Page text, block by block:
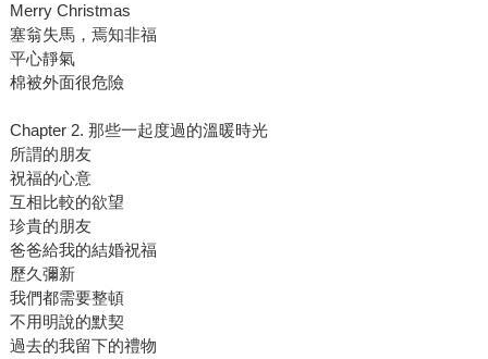
Merry Christmas
塞翁失馬，焉知非福
平心靜氣
棉被外面很危險
Chapter 2. 那些一起度過的溫暖時光
所謂的朋友
祝福的心意
互相比較的欲望
珍貴的朋友
爸爸給我的結婚祝福
歷久彌新
我們都需要整頓
不用明說的默契
過去的我留下的禮物